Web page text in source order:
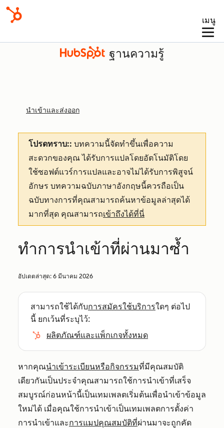
เมนู
ฐานความรู้
นำเข้าและส่งออก
โปรดทราบ:: บทความนี้จัดทำขึ้นเพื่อความ
สะดวกของคุณได้รับการแปลโดยอัตโนมัติโดย
ใช้ซอฟต์แวร์การแปลและอาจไม่ได้รับการพิสูจน์
อักษร บทความฉบับภาษาอังกฤษนี้ควรถือเป็น
ฉบับทางการที่คุณสามารถค้นหาข้อมูลล่าสุดได้
มากที่สุด คุณสามารถเข้าถึงได้ที่นี่
ทำการนำเข้าที่ผ่านมาซ้ำ
อัปเดตล่าสุด: 6 มีนาคม 2026
สามารถใช้ได้กับการสมัครใช้บริการใดๆ ต่อไป
นี้ ยกเว้นที่ระบุไว้:
ผลิตภัณฑ์และแพ็กเกจทั้งหมด
หากคุณนำเข้าระเบียนหรือกิจกรรมที่มีคุณสมบัติ
เดียวกันเป็นประจำคุณสามารถใช้การนำเข้าที่เสร็จ
สมบูรณ์ก่อนหน้านี้เป็นเทมเพลตเริ่มต้นเพื่อนำเข้าข้อมูล
ใหม่ได้ เมื่อคุณใช้การนำเข้าเป็นเทมเพลตการตั้งค่า
การนำเข้าและการแมปคุณสมบัติที่ผ่านมาจะถูกคัด